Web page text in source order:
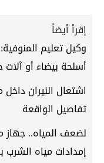
إقرأ أيضاً
وكيل تعليم
أسلحة بيضاء أو
اشتعال النيران
تفاصيل الواقعة
لضعف المياه.. جهاز
إمدادات مياه